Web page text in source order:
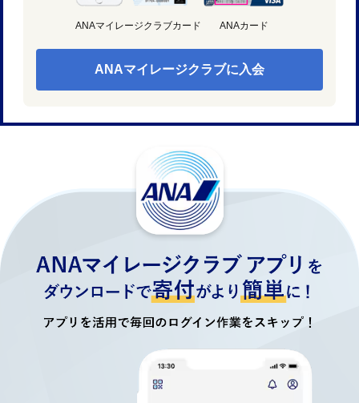
ANAマイレージクラブカード ANAカード
ANAマイレージクラブに入会